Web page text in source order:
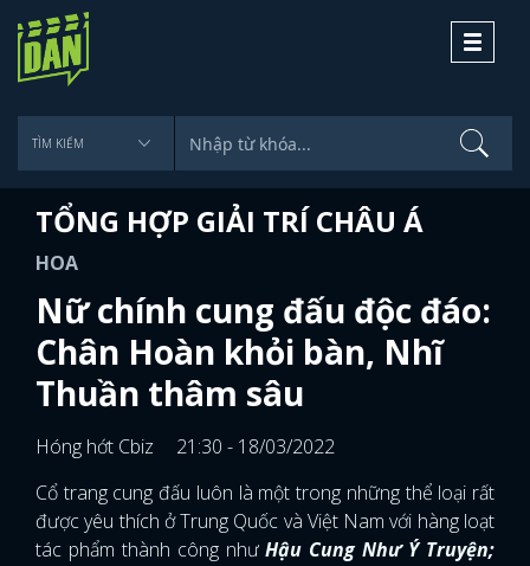
Toggle
TỔNG HỢP GIẢI TRÍ CHÂU Á
HOA
Nữ chính cung đấu độc đáo:
Chân Hoàn khỏi bàn, Nhĩ
Thuần thâm sâu
Hóng hớt Cbiz
21:30 - 18/03/2022
Cổ trang cung đấu luôn là một trong những thể loại rất
được yêu thích ở Trung Quốc và Việt Nam với hàng loạt
tác phẩm thành công nhưHậu Cung Như Ý Truyện;